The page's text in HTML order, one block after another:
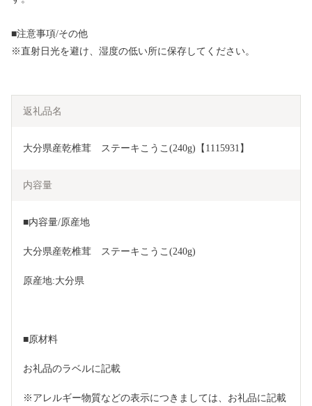
■注意事項/その他
※直射日光を避け、湿度の低い所に保存してください。
返礼品名
大分県産乾椎茸　ステーキこうこ(240g)【1115931】
内容量
■内容量/原産地
大分県産乾椎茸　ステーキこうこ(240g)
原産地:大分県
■原材料
お礼品のラベルに記載
※アレルギー物質などの表示につきましては、お礼品に記載